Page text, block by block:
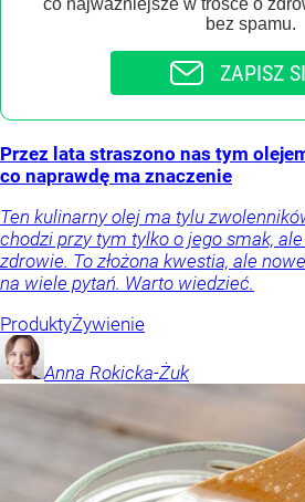
co najważniejsze w trosce o
bez spamu.
ZAPISZ
Przez lata straszono nas tym
co naprawdę ma znaczenie
Ten kulinarny olej ma tylu
chodzi przy tym tylko o jego smak, ale
zdrowie. To złożona kwestia, ale
na wiele pytań. Warto wiedzieć.
ProduktyŻywienie
Anna Rokicka-Żuk